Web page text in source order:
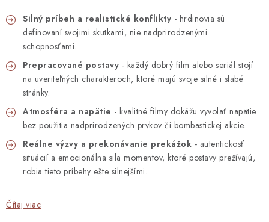
Silný príbeh a realistické konflikty - hrdinovia sú
definovaní svojimi skutkami, nie nadprirodzenými
schopnosťami.
Prepracované postavy - každý dobrý film alebo seriál stojí
na uveriteľných charakteroch, ktoré majú svoje silné i slabé
stránky.
Atmosféra a napätie - kvalitné filmy dokážu vyvolať napätie
bez použitia nadprirodzených prvkov či bombastickej akcie.
Reálne výzvy a prekonávanie prekážok - autentickosť
situácií a emocionálna sila momentov, ktoré postavy prežívajú,
robia tieto príbehy ešte silnejšími.
Čítaj viac